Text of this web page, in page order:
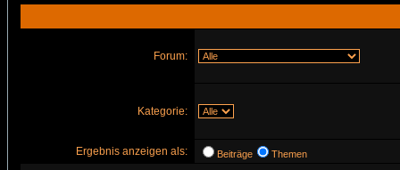
Forum:
Kategorie:
Ergebnis anzeigen als: Beiträge Themen